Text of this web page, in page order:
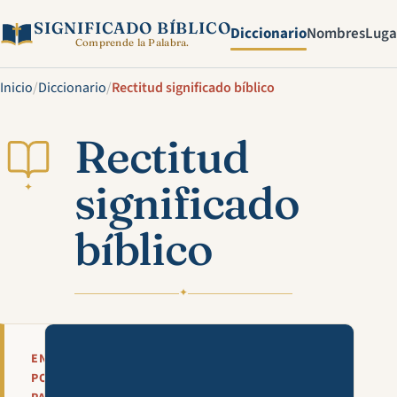
SIGNIFICADO BÍBLICO
Comprende la Palabra. DiccionarioNombres
Inicio/Diccionario/Rectitud significado bíblico
✦
Rectitud
significado
bíblico
✦
EN
POCAS
Mira esta explicación en